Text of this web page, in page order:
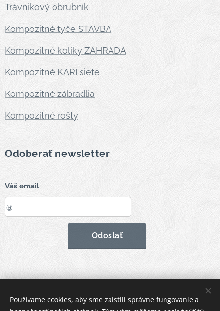
Trávnikový obrubník
Kompozitné tyče STAVBA
Kompozitné kolíky ZÁHRADA
Kompozitné KARI siete
Kompozitné zábradlia
Kompozitné rošty
Odoberať newsletter
Váš email
Odoslať
Používame cookies, aby sme zaistili správne fungovanie a